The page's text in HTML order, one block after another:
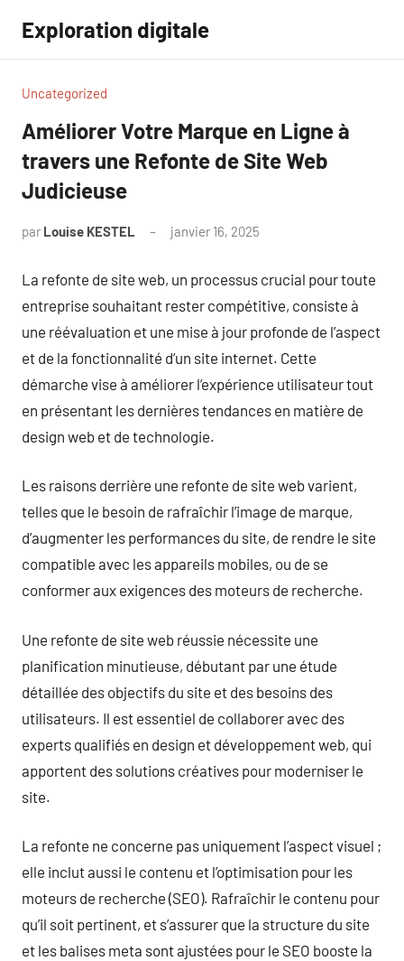
contenu
Exploration digitale
Uncategorized
Améliorer Votre Marque en Ligne à
travers une Refonte de Site Web
Judicieuse
par Louise KESTEL janvier 16, 2025
La refonte de site web, un processus crucial pour toute
entreprise souhaitant rester compétitive, consiste à
une réévaluation et une mise à jour profonde de l’aspect
et de la fonctionnalité d’un site internet. Cette
démarche vise à améliorer l’expérience utilisateur tout
en présentant les dernières tendances en matière de
design web et de technologie.
Les raisons derrière une refonte de site web varient,
telles que le besoin de rafraîchir l’image de marque,
d’augmenter les performances du site, de rendre le site
compatible avec les appareils mobiles, ou de se
conformer aux exigences des moteurs de recherche.
Une refonte de site web réussie nécessite une
planification minutieuse, débutant par une étude
détaillée des objectifs du site et des besoins des
utilisateurs. Il est essentiel de collaborer avec des
experts qualifiés en design et développement web, qui
apportent des solutions créatives pour moderniser le
site.
La refonte ne concerne pas uniquement l’aspect visuel ;
elle inclut aussi le contenu et l’optimisation pour les
moteurs de recherche (SEO). Rafraîchir le contenu pour
qu’il soit pertinent, et s’assurer que la structure du site
et les balises meta sont ajustées pour le SEO booste la